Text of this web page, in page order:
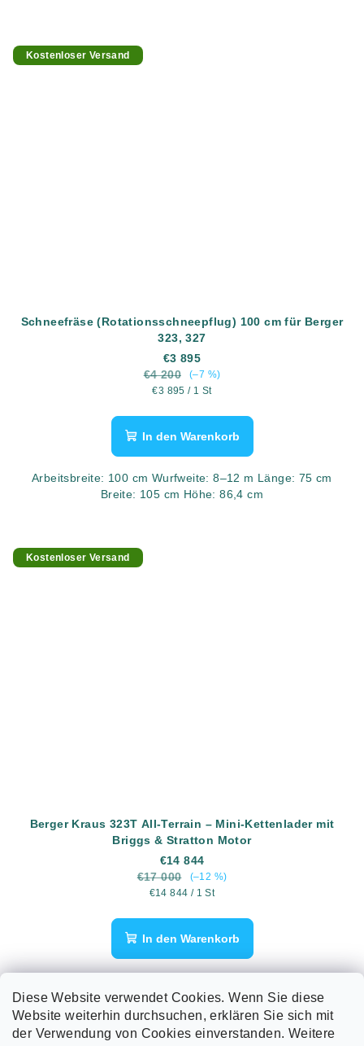
Diese Website verwendet Cookies. Wenn Sie diese
Website weiterhin durchsuchen, erklären Sie sich mit
der Verwendung von Cookies einverstanden. Weitere
Kostenloser Versand
Schneefräse (Rotationsschneepflug) 100 cm für Berger
323, 327
€3 895
€4 200
(–7 %)
Verkaufspreis:
€3 895 / 1 St
In den Warenkorb
Arbeitsbreite: 100 cm Wurfweite: 8–12 m Länge: 75 cm
Breite: 105 cm Höhe: 86,4 cm
Kostenloser Versand
Berger Kraus 323T All-Terrain – Mini-Kettenlader mit
Briggs & Stratton Motor
€14 844
€17 000
(–12 %)
Verkaufspreis:
€14 844 / 1 St
In den Warenkorb
DATEN – BERGER KRAUS 323T ALL-TERRAIN MINI-
KETTENLADER Motor: Briggs & Stratton Vanguard, 623 cm³,
V-Twin,...